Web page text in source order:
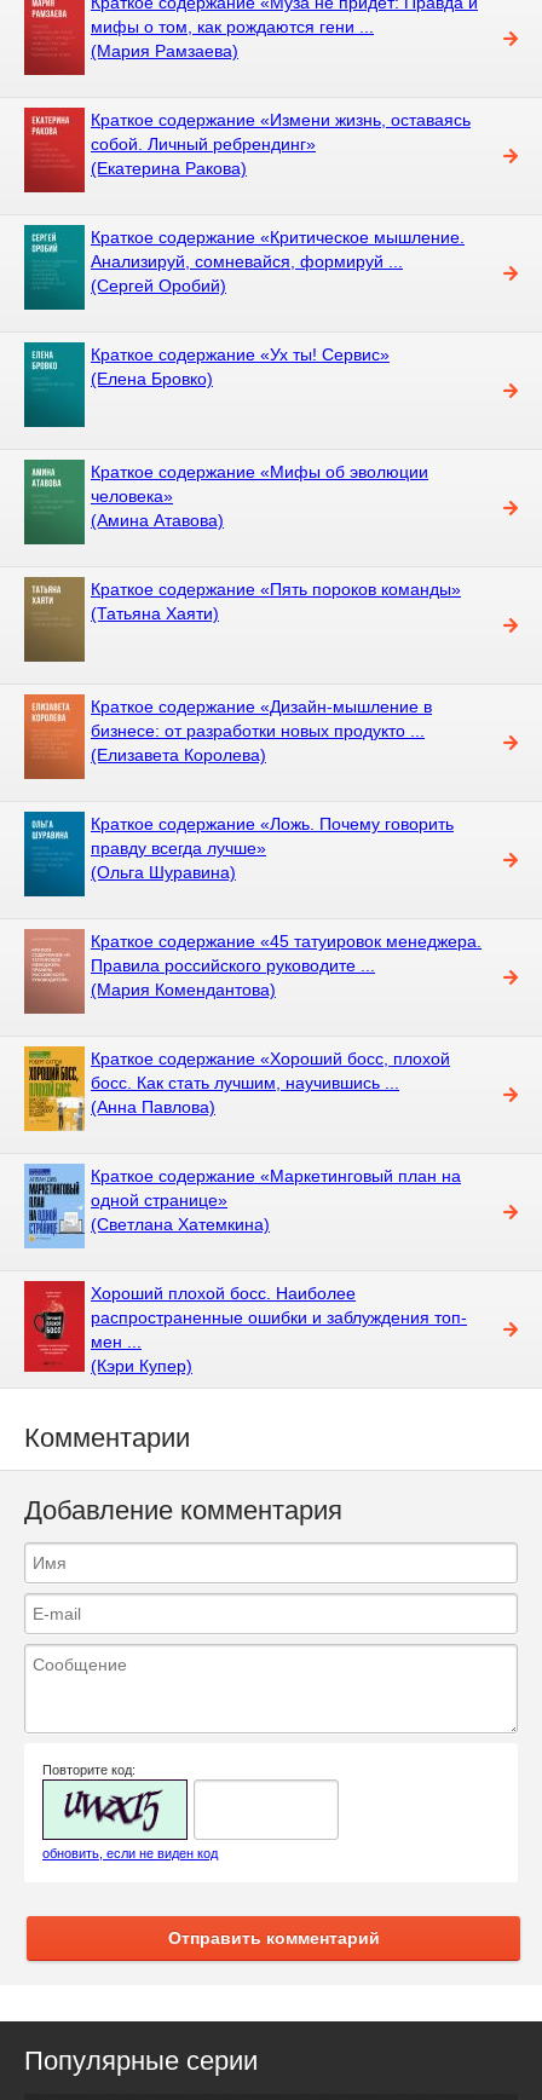
мифы о том, как рождаются гени ...
(Мария Рамзаева)
Краткое содержание «Измени жизнь, оставаясь
собой. Личный ребрендинг»
(Екатерина Ракова)
Краткое содержание «Критическое мышление.
Анализируй, сомневайся, формируй ...
(Сергей Оробий)
Краткое содержание «Ух ты! Сервис»
(Елена Бровко)
Краткое содержание «Мифы об эволюции
человека»
(Амина Атавова)
Краткое содержание «Пять пороков команды»
(Татьяна Хаяти)
Краткое содержание «Дизайн-мышление в
бизнесе: от разработки новых продукто ...
(Елизавета Королева)
Краткое содержание «Ложь. Почему говорить
правду всегда лучше»
(Ольга Шуравина)
Краткое содержание «45 татуировок менеджера.
Правила российского руководите ...
(Мария Комендантова)
Краткое содержание «Хороший босс, плохой
босс. Как стать лучшим, научившись ...
(Анна Павлова)
Краткое содержание «Маркетинговый план на
одной странице»
(Светлана Хатемкина)
Хороший плохой босс. Наиболее
распространенные ошибки и заблуждения топ-
мен ...
(Кэри Купер)
Комментарии
Добавление комментария
Повторите код:
обновить, если не виден код
Отправить комментарий
Популярные серии